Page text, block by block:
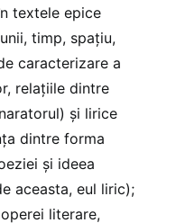
textele epice
timp, spațiu,
caracterizare a
relațiile dintre
și lirice
dintre forma
și ideea
aceasta, eul liric);
literare,